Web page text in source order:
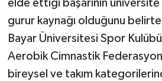
elde ettiği başarının üniversite
gurur kaynağı olduğunu
Bayar Üniversitesi Spor Kulübü
Aerobik Cimnastik
bireysel ve takım